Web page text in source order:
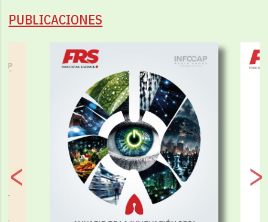
PUBLICACIONES